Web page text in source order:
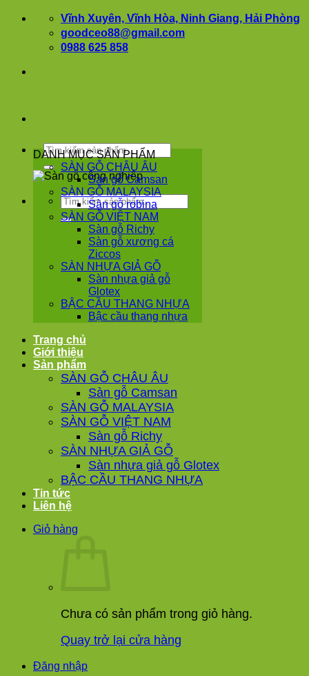
Vĩnh Xuyên, Vĩnh Hòa, Ninh Giang, Hải Phòng
goodceo88@gmail.com
0988 625 858
Tìm
kiếm:
Tìm
kiếm:
DANH MỤC SẢN PHẨM
SÀN GỖ CHÂU ÂU
Sàn gỗ Camsan
SÀN GỖ MALAYSIA
Sàn gỗ robina
SÀN GỖ VIỆT NAM
Sàn gỗ Richy
Sàn gỗ xương cá
Ziccos
SÀN NHỰA GIẢ GỖ
Sàn nhựa giả gỗ
Glotex
BẬC CẦU THANG NHỰA
Bậc cầu thang nhựa
Trang chủ
Giới thiệu
Sản phẩm
SÀN GỖ CHÂU ÂU
Sàn gỗ Camsan
SÀN GỖ MALAYSIA
SÀN GỖ VIỆT NAM
Sàn gỗ Richy
SÀN NHỰA GIẢ GỖ
Sàn nhựa giả gỗ Glotex
BẬC CẦU THANG NHỰA
Tin tức
Liên hệ
Giỏ hàng
Chưa có sản phẩm trong giỏ hàng.
Quay trở lại cửa hàng
Đăng nhập